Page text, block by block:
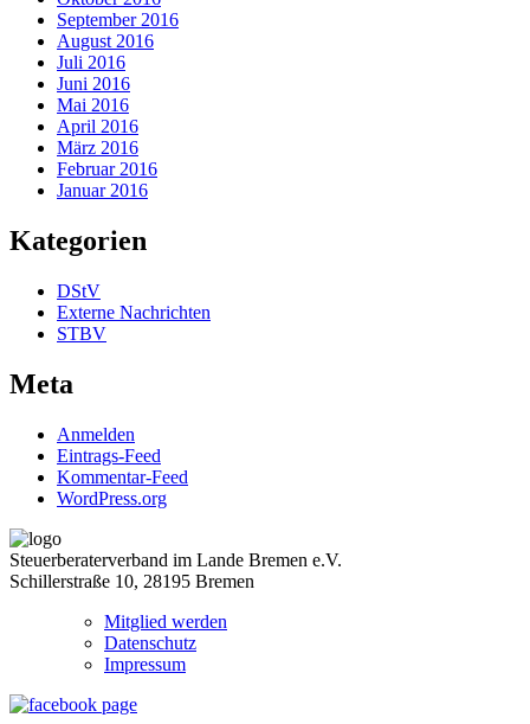
September 2016
August 2016
Juli 2016
Juni 2016
Mai 2016
April 2016
März 2016
Februar 2016
Januar 2016
Kategorien
DStV
Externe Nachrichten
STBV
Meta
Anmelden
Eintrags-Feed
Kommentar-Feed
WordPress.org
Steuerberaterverband im Lande Bremen e.V.
Schillerstraße 10, 28195 Bremen
Mitglied werden
Datenschutz
Impressum